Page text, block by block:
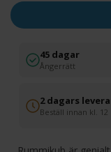
45 dagar
Ångerrätt
2 dagars
Beställ innan kl. 12